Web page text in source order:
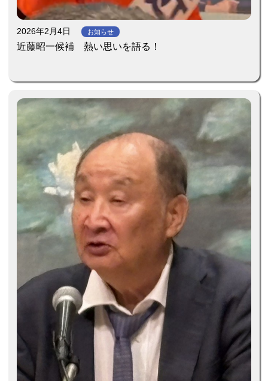
2026年2月4日 お知らせ
近藤昭一候補 熱い思いを語る！